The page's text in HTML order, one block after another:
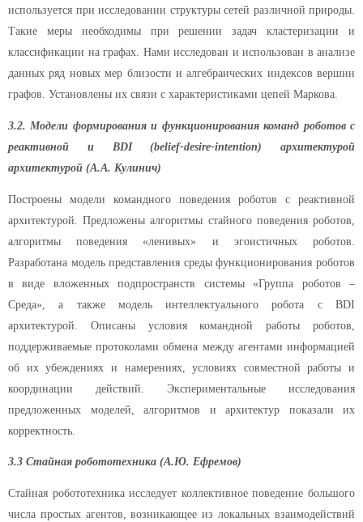
используется при исследовании структуры сетей различной природы.
Такие меры необходимы при решении задач кластеризации и
классификации на графах. Нами исследован и использован в анализе
данных ряд новых мер близости и алгебраических индексов вершин
графов. Установлены их связи с характеристиками цепей Маркова.
3.2. Модели формирования и функционирования команд роботов с
реактивной и BDI (belief-desire-intention) архитектурой
архитектурой (А.А. Кулинич)
Построены модели командного поведения роботов с реактивной
архитектурой. Предложены алгоритмы стайного поведения роботов,
алгоритмы поведения «ленивых» и эгоистичных роботов.
Разработана модель представления среды функционирования роботов
в виде вложенных подпространств системы «Группа роботов –
Среда», а также модель интеллектуального робота с BDI
архитектурой. Описаны условия командной работы роботов,
поддерживаемые протоколами обмена между агентами информацией
об их убеждениях и намерениях, условиях совместной работы и
координации действий. Экспериментальные исследования
предложенных моделей, алгоритмов и архитектур показали их
корректность.
3.3 Стайная робототехника (А.Ю. Ефремов)
Стайная робототехника исследует коллективное поведение большого
числа простых агентов, возникающее из локальных взаимодействий